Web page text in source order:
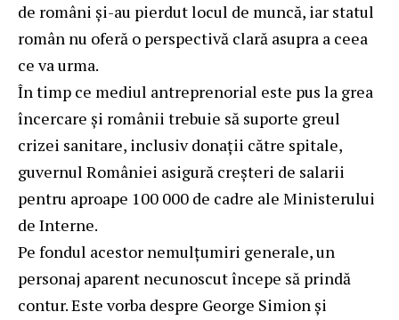
de români și-au pierdut locul de muncă, iar statul
român nu oferă o perspectivă clară asupra a ceea
ce va urma.
În timp ce mediul antreprenorial este pus la grea
încercare și românii trebuie să suporte greul
crizei sanitare, inclusiv donații către spitale,
guvernul României asigură creșteri de salarii
pentru aproape 100 000 de cadre ale Ministerului
de Interne.
Pe fondul acestor nemulțumiri generale, un
personaj aparent necunoscut începe să prindă
contur. Este vorba despre George Simion și